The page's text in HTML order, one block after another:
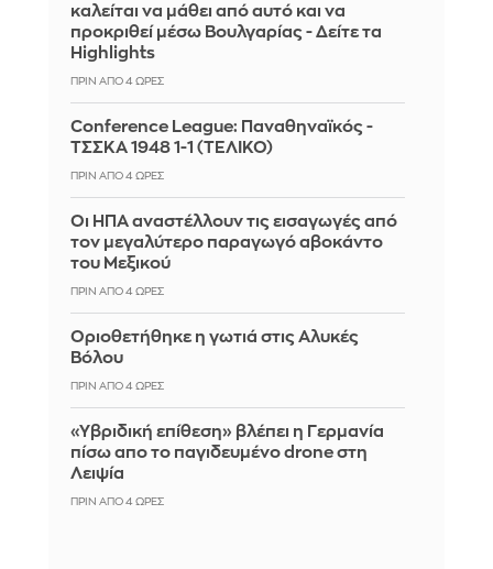
καλείται να μάθει από αυτό και να
προκριθεί μέσω Βουλγαρίας - Δείτε τα
Highlights
ΠΡΙΝ ΑΠΌ 4 ΏΡΕΣ
Conference League: Παναθηναϊκός -
ΤΣΣΚΑ 1948 1-1 (ΤΕΛΙΚΟ)
ΠΡΙΝ ΑΠΌ 4 ΏΡΕΣ
Οι ΗΠΑ αναστέλλουν τις εισαγωγές από
τον μεγαλύτερο παραγωγό αβοκάντο
του Μεξικού
ΠΡΙΝ ΑΠΌ 4 ΏΡΕΣ
Οριοθετήθηκε η γωτιά στις Αλυκές
Βόλου
ΠΡΙΝ ΑΠΌ 4 ΏΡΕΣ
«Υβριδική επίθεση» βλέπει η Γερμανία
πίσω απο το παγιδευμένο drone στη
Λειψία
ΠΡΙΝ ΑΠΌ 4 ΏΡΕΣ